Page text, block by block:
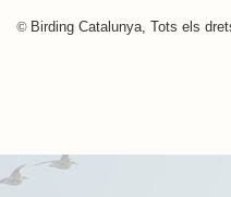
© Birding Catalunya, Tots els